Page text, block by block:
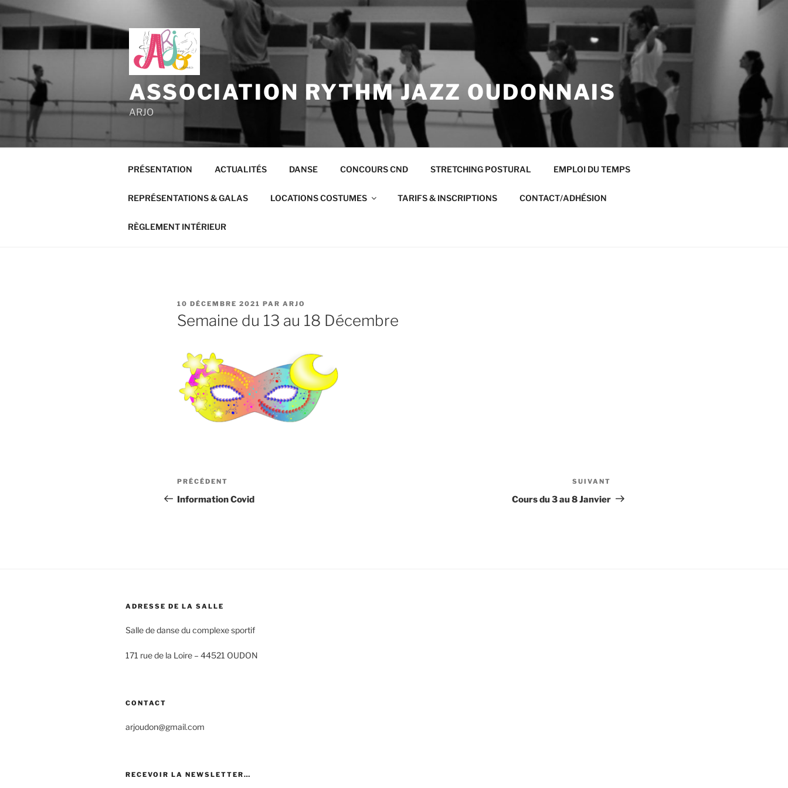
Aller
principal
ASSOCIATION RYTHM JAZZ OUDONNAIS
ARJO
PRÉSENTATION ACTUALITÉS DANSE CONCOURS CND STRETCHING POSTURAL EMPLOI DU TEMPS
REPRÉSENTATIONS & GALAS LOCATIONS COSTUMES TARIFS & INSCRIPTIONS CONTACT/ADHÉSION
RÈGLEMENT INTÉRIEUR
PUBLIÉ
LE
10 DÉCEMBRE 2021 PAR ARJO
Semaine du 13 au 18 Décembre
Navigation
de
Article
précédent
PRÉCÉDENT
Information Covid
suivant
SUIVANT
Cours du 3 au 8 Janvier
ADRESSE DE LA SALLE
Salle de danse du complexe sportif
171 rue de la Loire – 44521 OUDON
CONTACT
arjoudon@gmail.com
RECEVOIR LA NEWSLETTER…